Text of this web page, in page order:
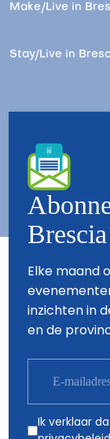
Make/Live in
Stay/Live in
Copyright © 2026 -
Elke maand
inzichten in
en de
Ik verklaar